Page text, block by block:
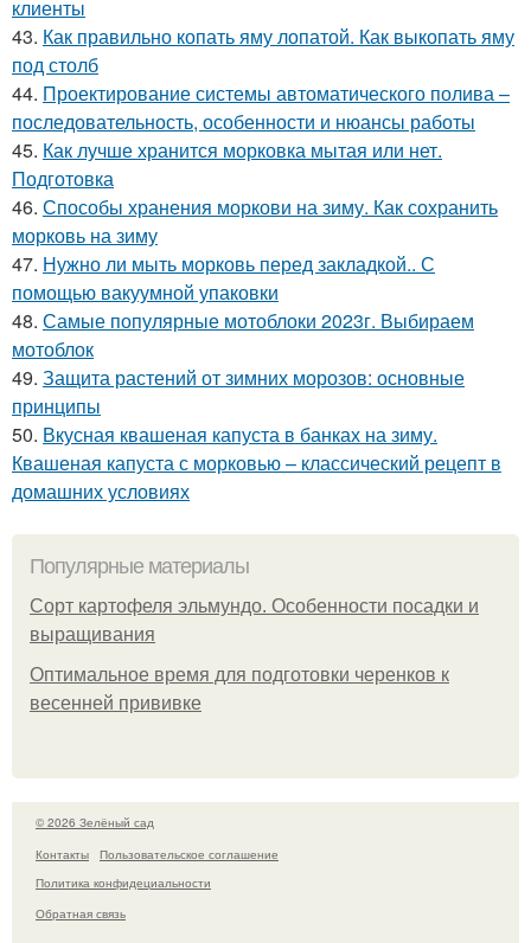
клиенты
43. Как правильно копать яму лопатой. Как выкопать яму
под столб
44. Проектирование системы автоматического полива –
последовательность, особенности и нюансы работы
45. Как лучше хранится морковка мытая или нет.
Подготовка
46. Способы хранения моркови на зиму. Как сохранить
морковь на зиму
47. Нужно ли мыть морковь перед закладкой.. С
помощью вакуумной упаковки
48. Самые популярные мотоблоки 2023г. Выбираем
мотоблок
49. Защита растений от зимних морозов: основные
принципы
50. Вкусная квашеная капуста в банках на зиму.
Квашеная капуста с морковью – классический рецепт в
домашних условиях
Популярные материалы
Сорт картофеля эльмундо. Особенности посадки и
выращивания
Оптимальное время для подготовки черенков к
весенней прививке
© 2026 Зелёный сад
Контакты
Пользовательское соглашение
Политика конфидециальности
Обратная связь